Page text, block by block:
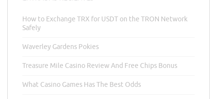
How to Exchange TRX for USDT on the TRON Network
Safely
Waverley Gardens Pokies
Treasure Mile Casino Review And Free Chips Bonus
What Casino Games Has The Best Odds